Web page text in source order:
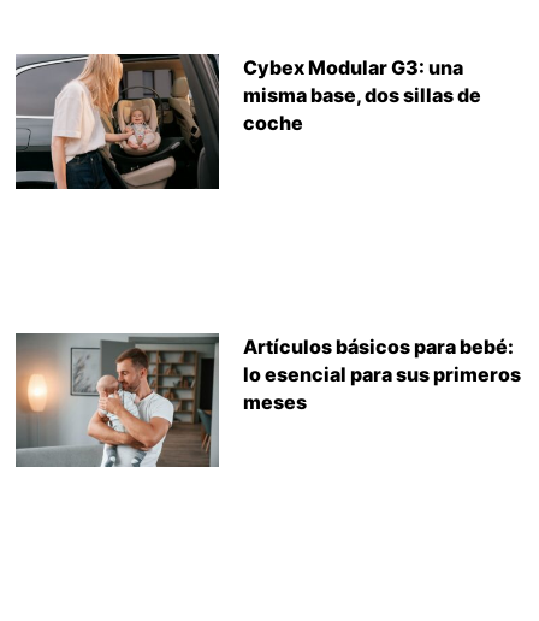
Cybex Modular G3: una
misma base, dos sillas de
coche
Artículos básicos para bebé:
lo esencial para sus primeros
meses